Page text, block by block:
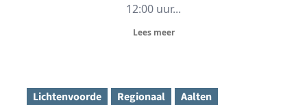
12:00 uur...
Lees meer
Lichtenvoorde Regionaal Aalten